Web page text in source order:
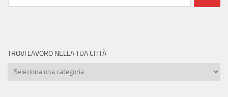
per:
TROVI LAVORO NELLA TUA CITTÀ
Trovi